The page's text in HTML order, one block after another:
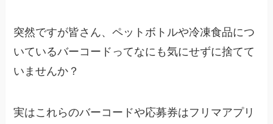
突然ですが皆さん、ペットボトルや冷凍食品につ
いているバーコードってなにも気にせずに捨てて
いませんか？
実はこれらのバーコードや応募券はフリマアプリ